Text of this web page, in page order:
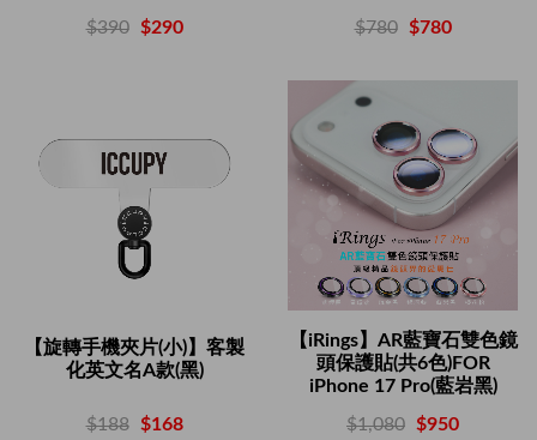
$390 $290 $780 $780
【旋轉手機夾片(小)】客製
化英文名A款(黑)
$188 $168
【iRings】AR藍寶石雙色鏡
頭保護貼(共6色)FOR
iPhone 17 Pro(藍岩黑)
$1,080 $950